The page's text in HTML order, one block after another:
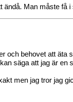
Man måste få
behovet att äta
säga att jag är en
men jag tror jag